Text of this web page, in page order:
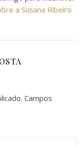
a Susana Ribeiro
Campos